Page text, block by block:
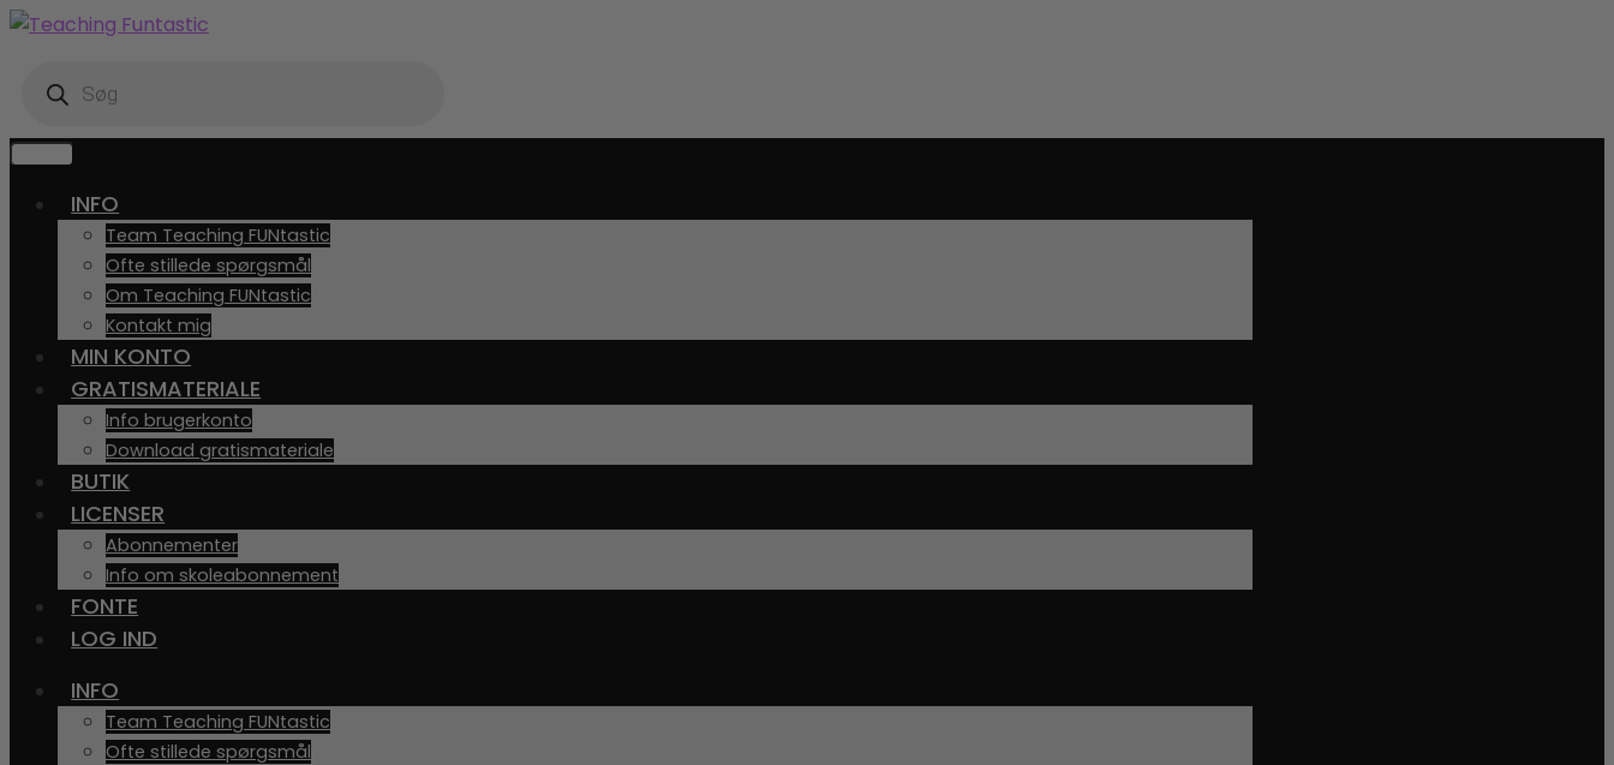
Spring
navigation
Spring
indhold
search
INFO
Team Teaching FUNtastic
Ofte stillede spørgsmål
Om Teaching FUNtastic
Kontakt mig
MIN KONTO
GRATISMATERIALE
Info brugerkonto
Download gratismateriale
BUTIK
LICENSER
Abonnementer
Info om skoleabonnement
FONTE
LOG IND
INFO
Team Teaching FUNtastic
Ofte stillede spørgsmål